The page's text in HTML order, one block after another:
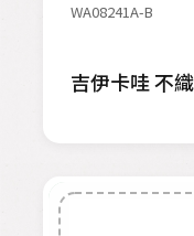
WA08241A-B
吉伊卡哇 不